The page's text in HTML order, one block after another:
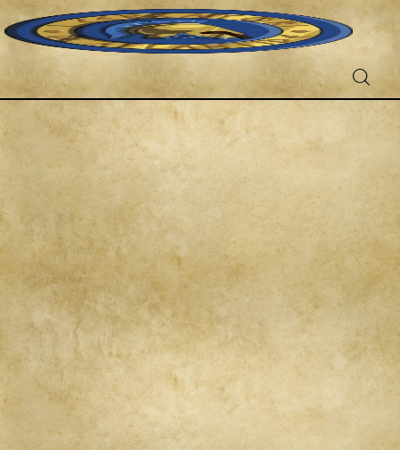
Fantascienza
Fantasy
Games
Recensioni
Libri e fumetti
Cercatori